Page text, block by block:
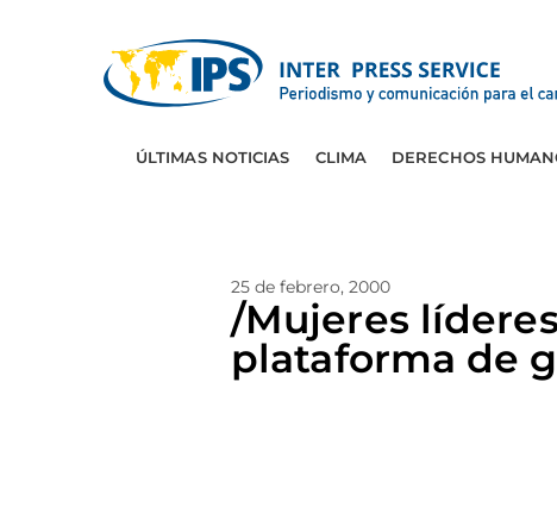
ÚLTIMAS NOTICIAS CLIMA DERECHOS
25 de febrero, 2000
/Mujeres
plataforma de